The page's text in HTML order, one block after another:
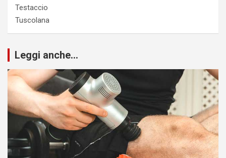
Testaccio
Tuscolana
Leggi anche...